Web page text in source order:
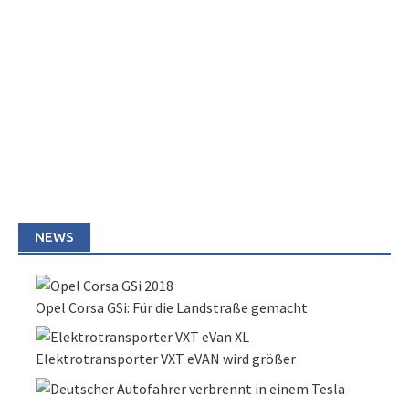
NEWS
Opel Corsa GSi: Für die Landstraße gemacht
Elektrotransporter VXT eVAN wird größer